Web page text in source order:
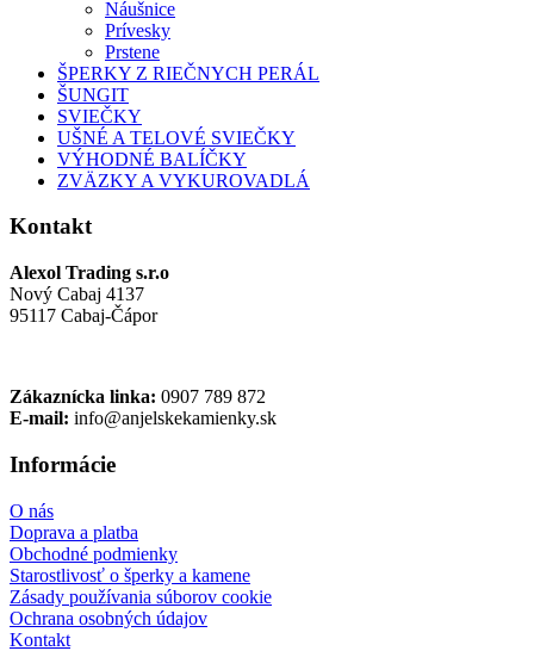
Náušnice
Prívesky
Prstene
ŠPERKY Z RIEČNYCH PERÁL
ŠUNGIT
SVIEČKY
UŠNÉ A TELOVÉ SVIEČKY
VÝHODNÉ BALÍČKY
ZVÄZKY A VYKUROVADLÁ
Kontakt
Alexol Trading s.r.o
Nový Cabaj 4137
95117 Cabaj-Čápor
Zákaznícka linka: 0907 789 872
E-mail: info@anjelskekamienky.sk
Informácie
O nás
Doprava a platba
Obchodné podmienky
Starostlivosť o šperky a kamene
Zásady používania súborov cookie
Ochrana osobných údajov
Kontakt